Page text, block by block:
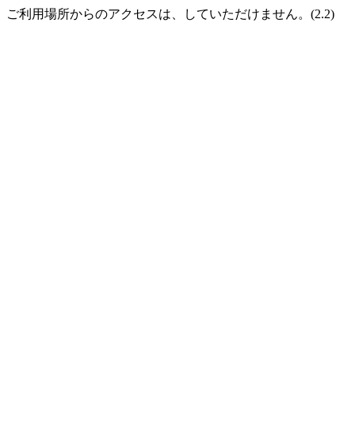
ご利用場所からのアクセスは、していただけません。(2.2)